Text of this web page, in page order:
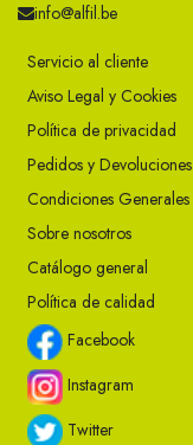
info@alfil.be
Servicio al cliente
Aviso Legal y Cookies
Política de privacidad
Pedidos y Devoluciones
Condiciones Generales
Sobre nosotros
Catálogo general
Política de calidad
Facebook
Instagram
Twitter